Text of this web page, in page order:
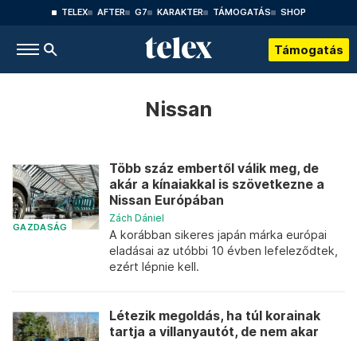
TELEX AFTER G7 KARAKTER TÁMOGATÁS SHOP
Támogatás
Nissan
GAZDASÁG
Több száz embertől válik meg, de
akár a kínaiakkal is szövetkezne a
Nissan Európában
Zách Dániel
A korábban sikeres japán márka európai
eladásai az utóbbi 10 évben lefeleződtek,
ezért lépnie kell.
Létezik megoldás, ha túl korainak
tartja a villanyautót, de nem akar